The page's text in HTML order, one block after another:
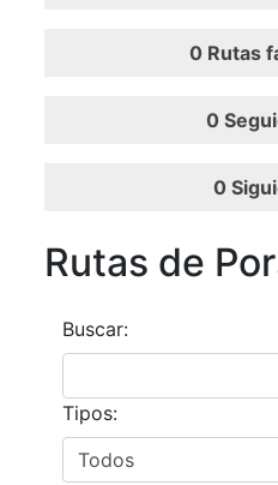
0 Rutas
0
0
Rutas de
Buscar:
Tipos: